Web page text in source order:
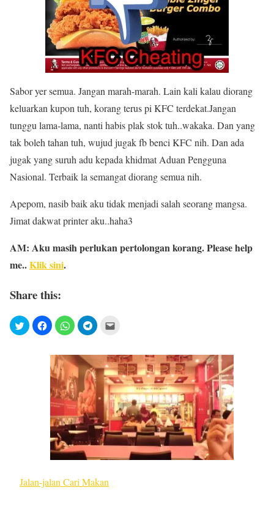
Sabor yer semua. Jangan marah-marah. Lain kali kalau diorang
keluarkan kupon tuh, korang terus pi KFC terdekat.Jangan
tunggu lama-lama, nanti habis plak stok tuh..wakaka. Dan yang
tak boleh tahan tuh, wujud jugak fb benci KFC nih. Dan ada
jugak yang suruh adu kepada khidmat Aduan Pengguna
Nasional. Terbaik la semangat diorang semua nih.
Apepom, nasib baik aku tidak menjadi salah seorang mangsa.
Jimat dakwat printer aku..haha3
AM: Aku masih perlukan pertolongan korang. Please help
me..Klik sini.
Share this:
Jalan-jalan Cari Makan